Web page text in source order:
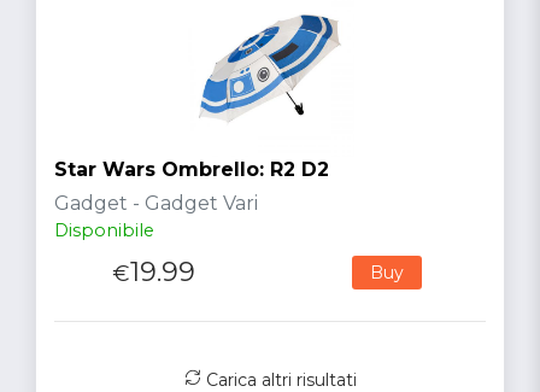
Star Wars Ombrello: R2 D2
Gadget - Gadget Vari
Disponibile
€19.99 Buy
Carica altri risultati